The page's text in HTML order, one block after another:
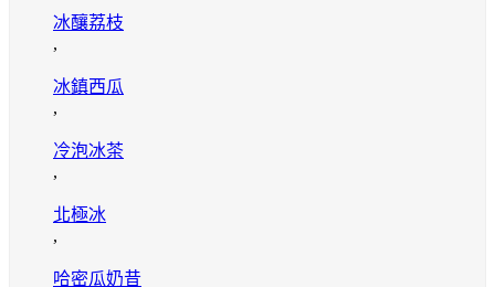
冰釀荔枝
,
冰鎮西瓜
,
冷泡冰茶
,
北極冰
,
哈密瓜奶昔